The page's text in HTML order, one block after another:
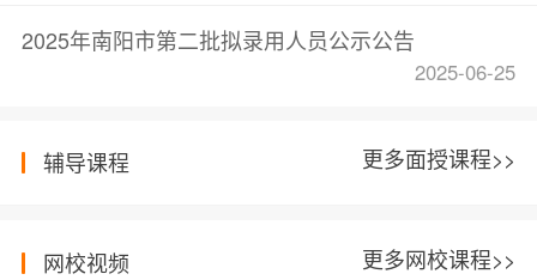
2025年南阳市第二批拟录用人员公示公告
2025-06-25
辅导课程 更多面授课程>>
网校视频 更多网校课程>>